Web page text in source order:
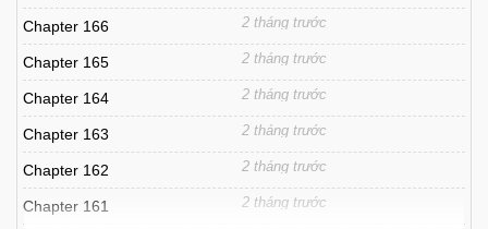
Chapter 166 2 tháng trước
Chapter 165 2 tháng trước
Chapter 164 2 tháng trước
Chapter 163 2 tháng trước
Chapter 162 2 tháng trước
Chapter 161 2 tháng trước